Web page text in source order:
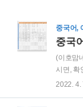
중국어,
중국
(이호맘
시면, 확
겠습니
2022. 4.